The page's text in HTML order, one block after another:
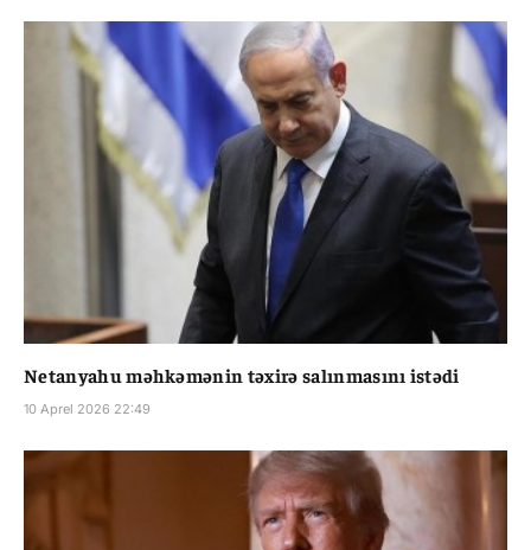
Netanyahu məhkəmənin təxirə salınmasını istədi
10 Aprel 2026 22:49